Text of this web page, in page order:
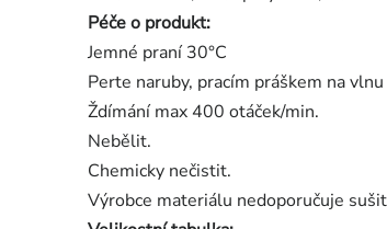
Péče o produkt:
Jemné praní 30°C
Perte naruby, pracím práškem na vlnu
Ždímání max 400 otáček/min.
Nebělit.
Chemicky nečistit.
Výrobce materiálu nedoporučuje